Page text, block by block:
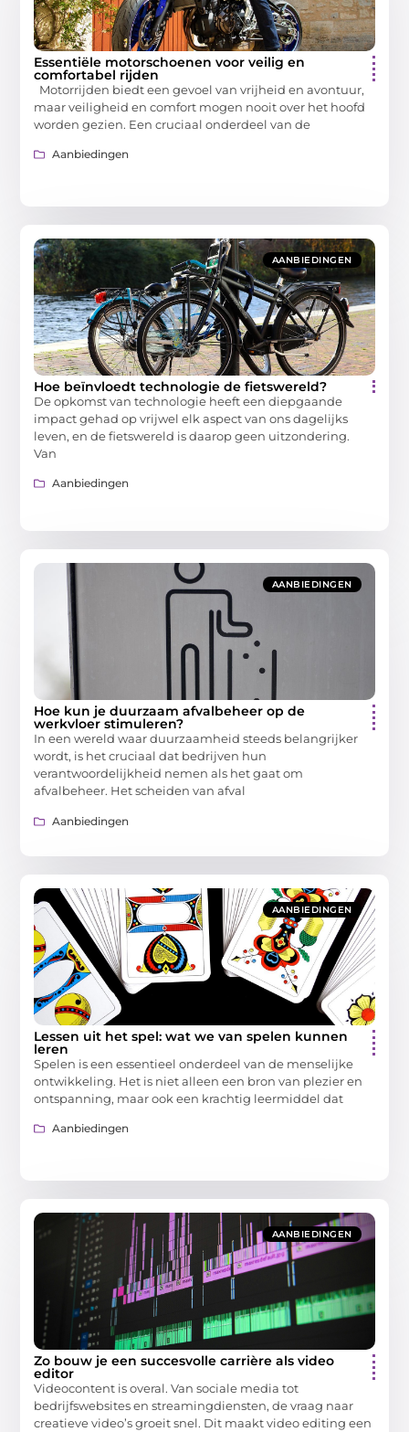
Essentiële motorschoenen voor veilig en
comfortabel rijden
Motorrijden biedt een gevoel van vrijheid en avontuur,
maar veiligheid en comfort mogen nooit over het hoofd
worden gezien. Een cruciaal onderdeel van de
Aanbiedingen
AANBIEDINGEN
Hoe beïnvloedt technologie de fietswereld?
De opkomst van technologie heeft een diepgaande
impact gehad op vrijwel elk aspect van ons dagelijks
leven, en de fietswereld is daarop geen uitzondering.
Van
Aanbiedingen
AANBIEDINGEN
Hoe kun je duurzaam afvalbeheer op de
werkvloer stimuleren?
In een wereld waar duurzaamheid steeds belangrijker
wordt, is het cruciaal dat bedrijven hun
verantwoordelijkheid nemen als het gaat om
afvalbeheer. Het scheiden van afval
Aanbiedingen
AANBIEDINGEN
Lessen uit het spel: wat we van spelen kunnen
leren
Spelen is een essentieel onderdeel van de menselijke
ontwikkeling. Het is niet alleen een bron van plezier en
ontspanning, maar ook een krachtig leermiddel dat
Aanbiedingen
AANBIEDINGEN
Zo bouw je een succesvolle carrière als video
editor
Videocontent is overal. Van sociale media tot
bedrijfswebsites en streamingdiensten, de vraag naar
creatieve video’s groeit snel. Dit maakt video editing een